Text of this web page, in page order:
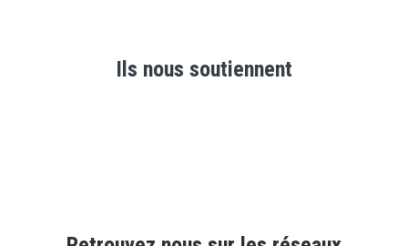
Ils nous soutiennent